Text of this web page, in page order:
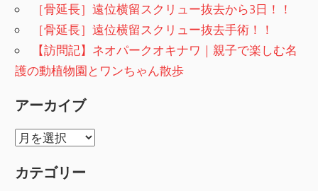
［骨延長］遠位横留スクリュー抜去から3日！！
［骨延長］遠位横留スクリュー抜去手術！！
【訪問記】ネオパークオキナワ｜親子で楽しむ名
護の動植物園とワンちゃん散歩
アーカイブ
ア
カ
カテゴリー